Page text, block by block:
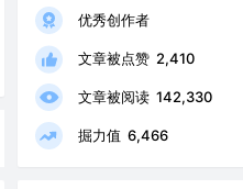
优秀创作者
文章被点赞 2,410
文章被阅读 142,330
掘力值 6,466